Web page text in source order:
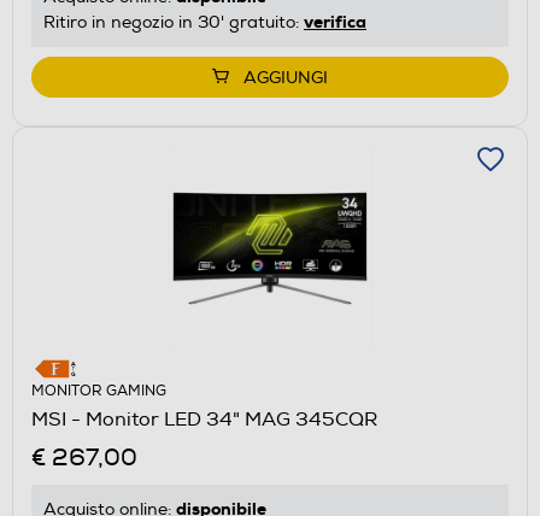
Ritiro in negozio in 30' gratuito: verifica
AGGIUNGI
MONITOR GAMING
MSI - Monitor LED 34" MAG 345CQR
€ 267,00
Acquisto online: disponibile